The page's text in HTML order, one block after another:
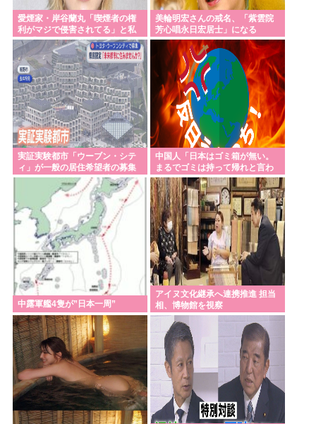
愛煙家・岸谷蘭丸「喫煙者の権
利がマジで侵害されてる」と私
見 「いくら税金を我々が払って
るんだと」
美輪明宏さんの戒名、「紫雲院
芳心唱永日宏居士」になる
実証実験都市「ウーブン・シテ
ィ」が一般の居住希望者の募集
開始 すでにトヨタ関係者が居住
静岡裾野市
中国人「日本はゴミ箱が無い。
まるでゴミは持って帰れと言わ
れているみたい」
中露軍艦4隻が”日本一周”
アイヌ文化継承へ連携推進 担当
相、博物館を視察